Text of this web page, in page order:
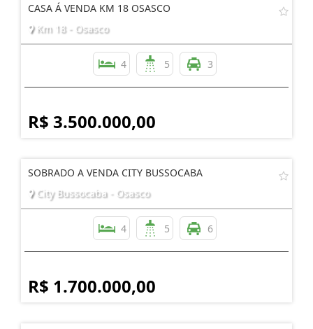
CASA Á VENDA KM 18 OSASCO
Km 18 - Osasco
4 5 3
R$ 3.500.000,00
SOBRADO A VENDA CITY BUSSOCABA
City Bussocaba - Osasco
4 5 6
R$ 1.700.000,00